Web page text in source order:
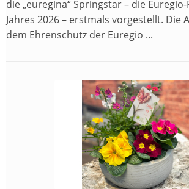
die „euregina“ Springstar – die
Jahres 2026 – erstmals vorgestellt. Die
dem Ehrenschutz der Euregio ...